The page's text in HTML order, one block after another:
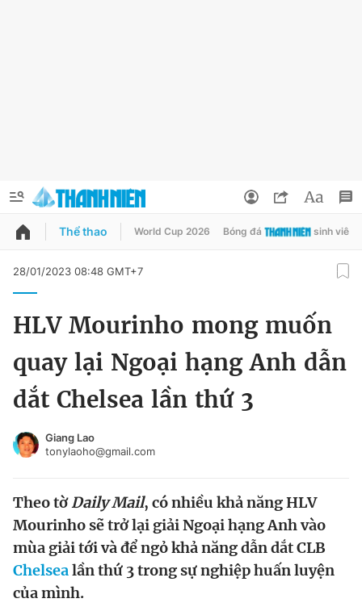
QUẢNG CÁO ĐẶT BÁO
Chuyên mục khác
Video Magazine
Sản phẩm khác
Đổi mật khẩu
Tin đã lưu
Tin đã xem
Đăng xuất
Thể thao World Cup 2026 Bóng đá sinh viên
28/01/2023 08:48 GMT+7
HLV Mourinho mong muốn
quay lại Ngoại hạng Anh dẫn
dắt Chelsea lần thứ 3
Giang Lao
tonylaoho@gmail.com
Theo tờDaily Mail, có nhiều khả năng HLV
Mourinho sẽ trở lại giải Ngoại hạng Anh vào
mùa giải tới và để ngỏ khả năng dẫn dắt CLB
Chelsealần thứ 3 trong sự nghiệp huấn luyện
của mình.